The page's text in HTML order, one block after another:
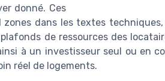
donné. Ces
zones dans les textes
de ressources des
à un investisseur seul ou en
réel de logements.